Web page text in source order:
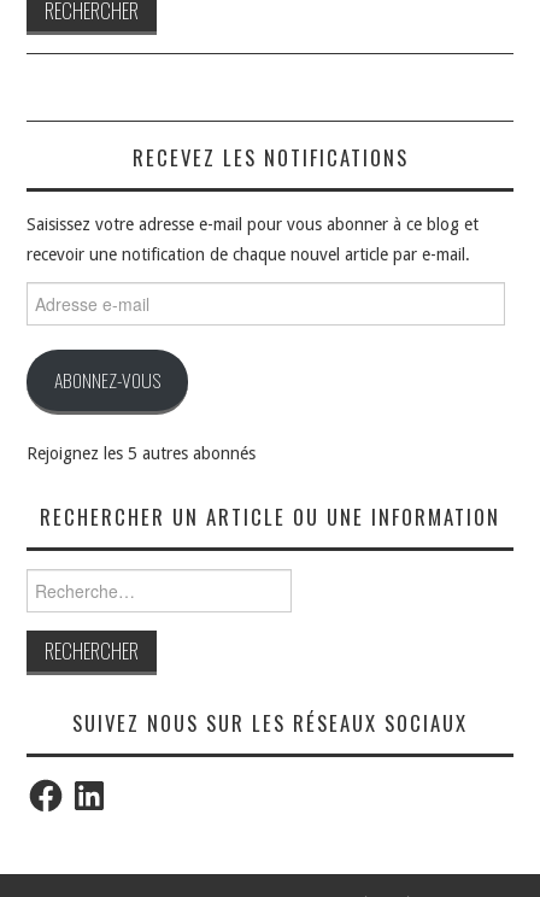
RECEVEZ LES NOTIFICATIONS
Saisissez votre adresse e-mail pour vous abonner à ce blog et
recevoir une notification de chaque nouvel article par e-mail.
e-
ABONNEZ-VOUS
Rejoignez les 5 autres abonnés
RECHERCHER UN ARTICLE OU UNE INFORMATION
SUIVEZ NOUS SUR LES RÉSEAUX SOCIAUX
FacebookLinkedIn